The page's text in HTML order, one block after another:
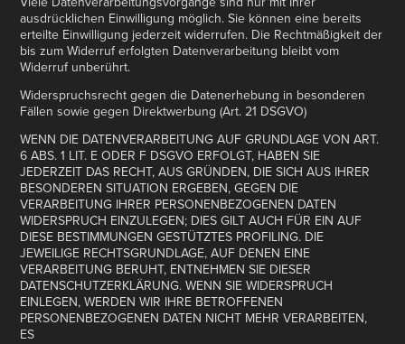
ausdrücklichen Einwilligung möglich. Sie können eine bereits
erteilte Einwilligung jederzeit widerrufen. Die Rechtmäßigkeit der
bis zum Widerruf erfolgten Datenverarbeitung bleibt vom
Widerruf unberührt.
Widerspruchsrecht gegen die Datenerhebung in besonderen
Fällen sowie gegen Direktwerbung (Art. 21 DSGVO)
WENN DIE DATENVERARBEITUNG AUF GRUNDLAGE VON ART.
6 ABS. 1 LIT. E ODER F DSGVO ERFOLGT, HABEN SIE
JEDERZEIT DAS RECHT, AUS GRÜNDEN, DIE SICH AUS IHRER
BESONDEREN SITUATION ERGEBEN, GEGEN DIE
VERARBEITUNG IHRER PERSONENBEZOGENEN DATEN
WIDERSPRUCH EINZULEGEN; DIES GILT AUCH FÜR EIN AUF
DIESE BESTIMMUNGEN GESTÜTZTES PROFILING. DIE
JEWEILIGE RECHTSGRUNDLAGE, AUF DENEN EINE
VERARBEITUNG BERUHT, ENTNEHMEN SIE DIESER
DATENSCHUTZERKLÄRUNG. WENN SIE WIDERSPRUCH
EINLEGEN, WERDEN WIR IHRE BETROFFENEN
PERSONENBEZOGENEN DATEN NICHT MEHR VERARBEITEN,
ES